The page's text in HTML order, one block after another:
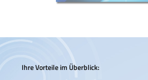
Ihre Vorteile im Überblick: